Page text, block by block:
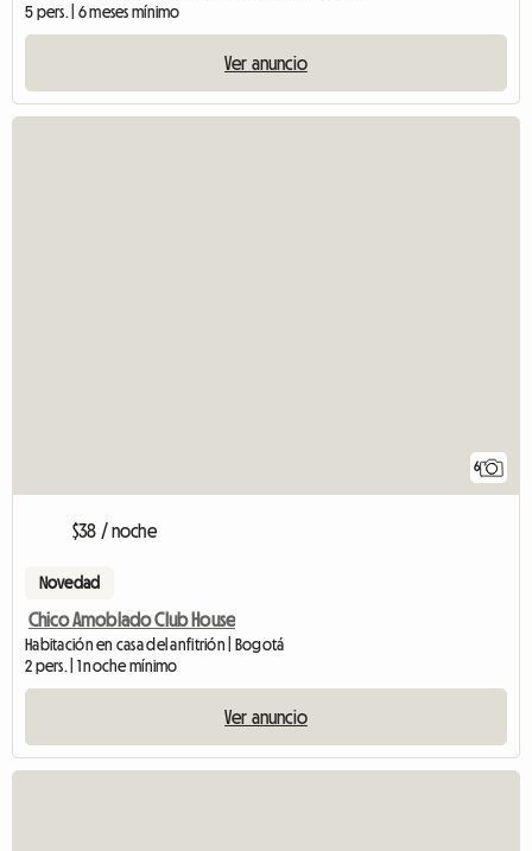
5 pers. | 6 meses mínimo
Ver anuncio
6
$38 / noche
Novedad
Chico Amoblado Club House
Habitación en casa del anfitrión | Bogotá
2 pers. | 1 noche mínimo
Ver anuncio